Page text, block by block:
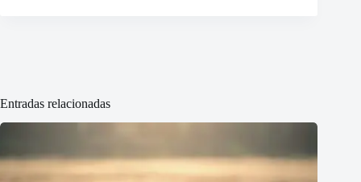
Entradas relacionadas